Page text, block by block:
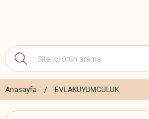
Anasayfa EVLAKUYUMCULUK